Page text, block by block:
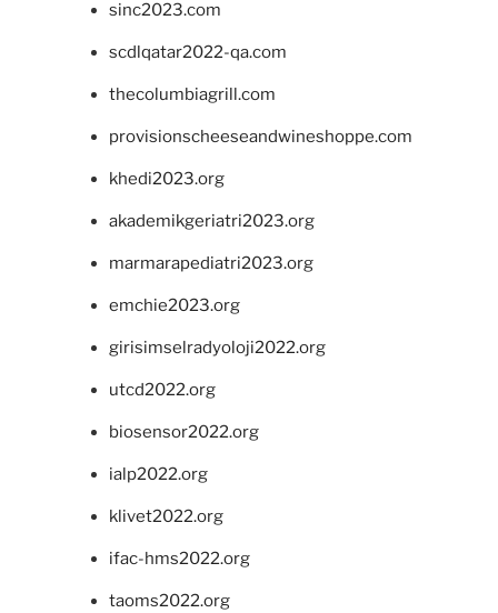
sinc2023.com
scdlqatar2022-qa.com
thecolumbiagrill.com
provisionscheeseandwineshoppe.com
khedi2023.org
akademikgeriatri2023.org
marmarapediatri2023.org
emchie2023.org
girisimselradyoloji2022.org
utcd2022.org
biosensor2022.org
ialp2022.org
klivet2022.org
ifac-hms2022.org
taoms2022.org